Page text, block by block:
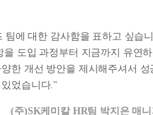
팀에 대한 감사함을 표하고 싶습
을 도입 과정부터 지금까지 유연하
한 개선 방안을 제시해주셔서 성
었습니다."
(주)SK케미칼 HR팀 박지은 매